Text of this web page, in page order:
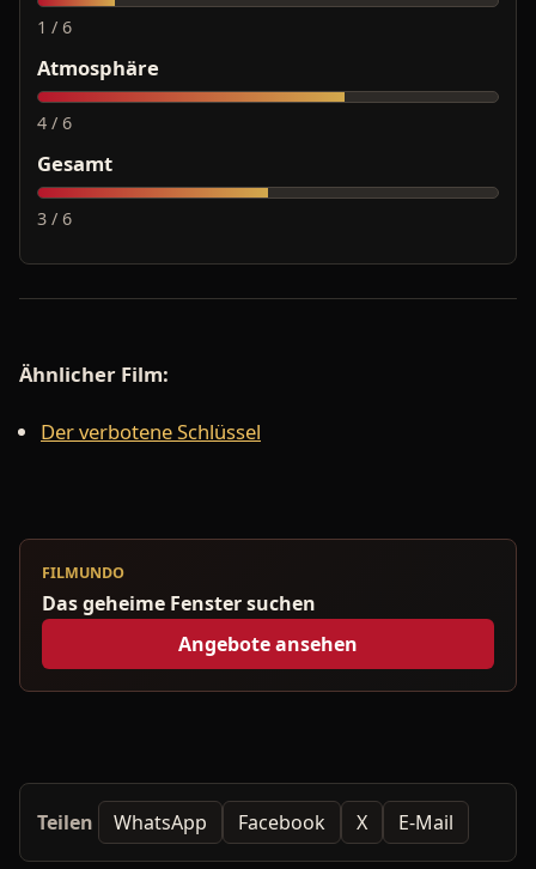
1 / 6
Atmosphäre
4 / 6
Gesamt
3 / 6
Ähnlicher Film:
Der verbotene Schlüssel
FILMUNDO
Das geheime Fenster suchen
Angebote ansehen
Teilen WhatsApp Facebook X E-Mail